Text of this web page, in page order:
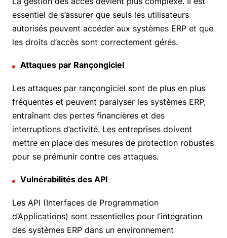
essentiel de s’assurer que seuls les utilisateurs
autorisés peuvent accéder aux systèmes ERP et que
les droits d’accès sont correctement gérés.
Attaques par Rançongiciel
Les attaques par rançongiciel sont de plus en plus
fréquentes et peuvent paralyser les systèmes ERP,
entraînant des pertes financières et des
interruptions d’activité. Les entreprises doivent
mettre en place des mesures de protection robustes
pour se prémunir contre ces attaques.
Vulnérabilités des API
Les API (Interfaces de Programmation
d’Applications) sont essentielles pour l’intégration
des systèmes ERP dans un environnement